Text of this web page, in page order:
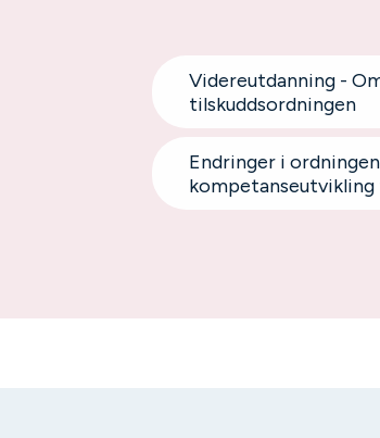
Videreutdanning -
tilskuddsordningen
Endringer i
kompetanseutvikling